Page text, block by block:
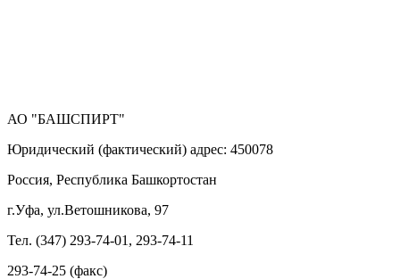
АО "БАШСПИРТ"
Юридический (фактический) адрес: 450078
Россия, Республика Башкортостан
г.Уфа, ул.Ветошникова, 97
Тел. (347) 293-74-01, 293-74-11
293-74-25 (факс)